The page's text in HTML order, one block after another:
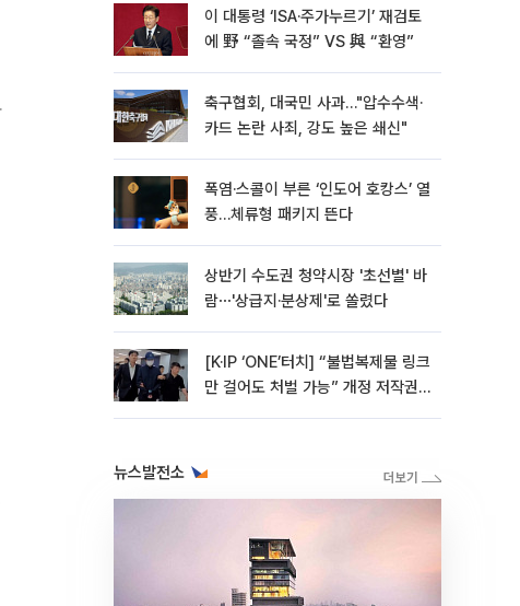
이 대통령 ‘ISA·주가누르기’ 재검토
에 野 “졸속 국정” VS 與 “환영”
축구협회, 대국민 사과…"압수수색·
카드 논란 사죄, 강도 높은 쇄신"
폭염·스콜이 부른 ‘인도어 호캉스’ 열
풍…체류형 패키지 뜬다
상반기 수도권 청약시장 '초선별' 바
람⋯'상급지·분상제'로 쏠렸다
[K·IP ‘ONE’터치] “불법복제물 링크
만 걸어도 처벌 가능” 개정 저작권
뉴스발전소